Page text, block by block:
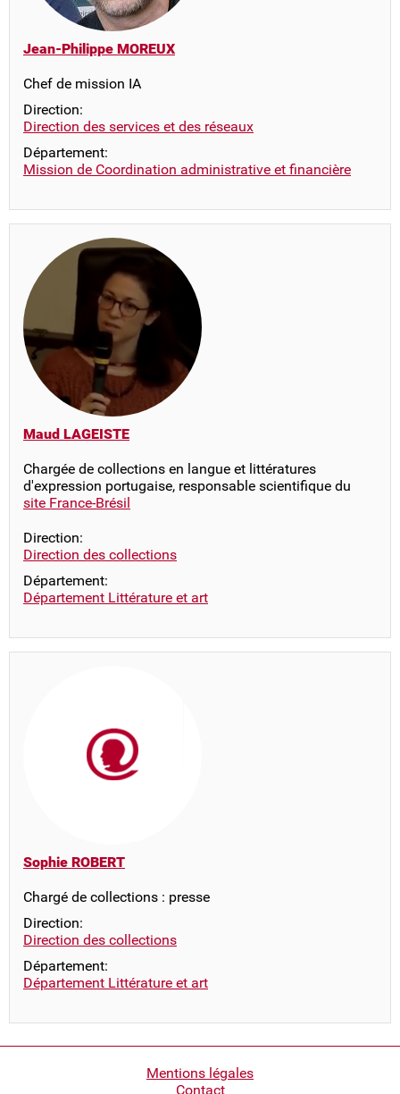
Jean-Philippe MOREUX
Chef de mission IA
Direction:
Direction des services et des réseaux
Département:
Mission de Coordination administrative et financière
Maud LAGEISTE
Chargée de collections en langue et littératures
d'expression portugaise, responsable scientifique du
site France-Brésil
Direction:
Direction des collections
Département:
Département Littérature et art
Sophie ROBERT
Chargé de collections : presse
Direction:
Direction des collections
Département:
Département Littérature et art
Mentions légales
Contact